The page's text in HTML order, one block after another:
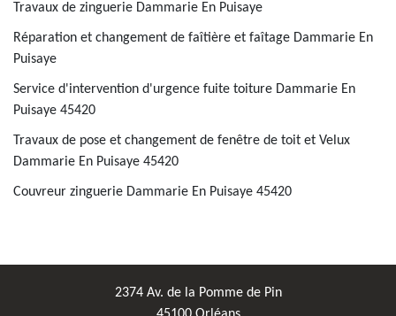
Travaux de zinguerie Dammarie En Puisaye
Réparation et changement de faîtière et faîtage Dammarie En
Puisaye
Service d'intervention d'urgence fuite toiture Dammarie En
Puisaye 45420
Travaux de pose et changement de fenêtre de toit et Velux
Dammarie En Puisaye 45420
Couvreur zinguerie Dammarie En Puisaye 45420
2374 Av. de la Pomme de Pin